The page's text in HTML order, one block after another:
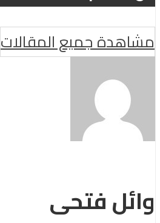
مشاهدة جميع المقالات
وائل فتحى